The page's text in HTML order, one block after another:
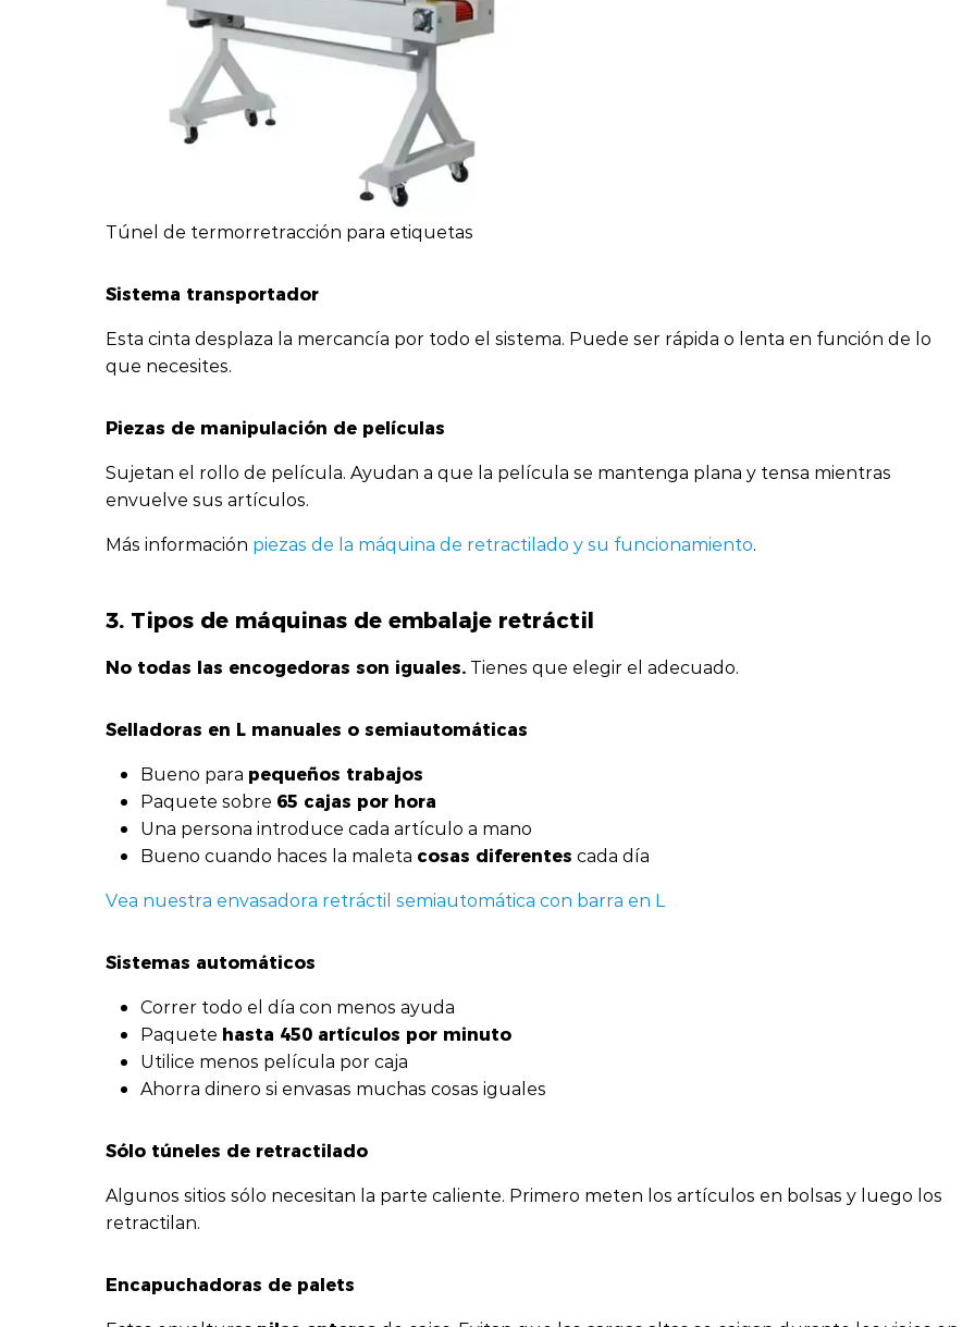
Túnel de termorretracción para etiquetas
Sistema transportador
Esta cinta desplaza la mercancía por todo el sistema. Puede ser rápida o lenta en función de lo
que necesites.
Piezas de manipulación de películas
Sujetan el rollo de película. Ayudan a que la película se mantenga plana y tensa mientras
envuelve sus artículos.
Más información piezas de la máquina de retractilado y su funcionamiento.
3. Tipos de máquinas de embalaje retráctil
No todas las encogedoras son iguales. Tienes que elegir el adecuado.
Selladoras en L manuales o semiautomáticas
Bueno para pequeños trabajos
Paquete sobre 65 cajas por hora
Una persona introduce cada artículo a mano
Bueno cuando haces la maleta cosas diferentes cada día
Vea nuestra envasadora retráctil semiautomática con barra en L
Sistemas automáticos
Correr todo el día con menos ayuda
Paquete hasta 450 artículos por minuto
Utilice menos película por caja
Ahorra dinero si envasas muchas cosas iguales
Sólo túneles de retractilado
Algunos sitios sólo necesitan la parte caliente. Primero meten los artículos en bolsas y luego los
retractilan.
Encapuchadoras de palets